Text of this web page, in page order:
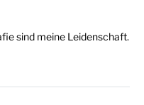
sind meine Leidenschaft.